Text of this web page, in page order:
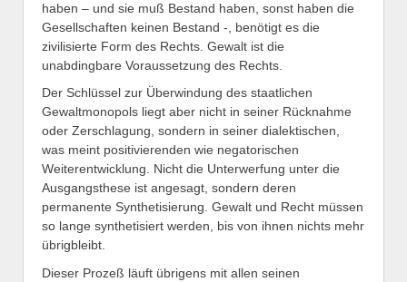
haben – und sie muß Bestand haben, sonst haben die
Gesellschaften keinen Bestand -, benötigt es die
zivilisierte Form des Rechts. Gewalt ist die
unabdingbare Voraussetzung des Rechts.
Der Schlüssel zur Überwindung des staatlichen
Gewaltmonopols liegt aber nicht in seiner Rücknahme
oder Zerschlagung, sondern in seiner dialektischen,
was meint positivierenden wie negatorischen
Weiterentwicklung. Nicht die Unterwerfung unter die
Ausgangsthese ist angesagt, sondern deren
permanente Synthetisierung. Gewalt und Recht müssen
so lange synthetisiert werden, bis von ihnen nichts mehr
übrigbleibt.
Dieser Prozeß läuft übrigens mit allen seinen